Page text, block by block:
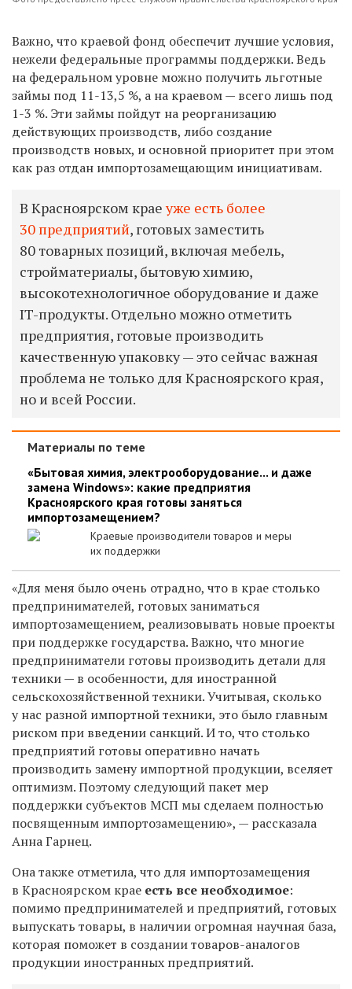
Важно, что краевой фонд обеспечит лучшие условия,
нежели федеральные программы поддержки. Ведь
на федеральном уровне можно получить льготные
займы под 11-13,5 %, а на краевом — всего лишь под
1-3 %. Эти займы пойдут на реорганизацию
действующих производств, либо создание
производств новых, и основной приоритет при этом
как раз отдан импортозамещающим инициативам.
В Красноярском краеуже есть более
30 предприятий, готовых заместить
80 товарных позиций, включая мебель,
стройматериалы, бытовую химию,
высокотехнологичное оборудование и даже
IT-продукты. Отдельно можно отметить
предприятия, готовые производить
качественную упаковку — это сейчас важная
проблема не только для Красноярского края,
но и всей России.
Материалы по теме
«Бытовая химия, электрооборудование... и даже
замена Windows»: какие предприятия
Красноярского края готовы заняться
импортозамещением?
Краевые производители товаров и меры
их поддержки
«Для меня было очень отрадно, что в крае столько
предпринимателей, готовых заниматься
импортозамещением, реализовывать новые проекты
при поддержке государства. Важно, что многие
предприниматели готовы производить детали для
техники — в особенности, для иностранной
сельскохозяйственной техники. Учитывая, сколько
у нас разной импортной техники, это было главным
риском при введении санкций. И то, что столько
предприятий готовы оперативно начать
производить замену импортной продукции, вселяет
оптимизм. Поэтому следующий пакет мер
поддержки субъектов МСП мы сделаем полностью
посвященным импортозамещению», — рассказала
Анна Гарнец.
Она также отметила, что для импортозамещения
в Красноярском крае есть все необходимое:
помимо предпринимателей и предприятий, готовых
выпускать товары, в наличии огромная научная база,
которая поможет в создании товаров-аналогов
продукции иностранных предприятий.